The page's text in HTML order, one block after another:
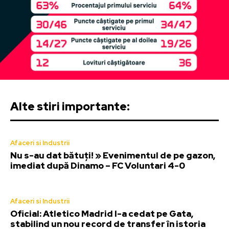
Alte stiri importante:
Afaceri si Industrii
Nu s-au dat bătuți! » Evenimentul de pe gazon,
imediat după Dinamo – FC Voluntari 4-0
Afaceri si Industrii
Oficial: Atletico Madrid l-a cedat pe Gata,
stabilind un nou record de transfer în istoria